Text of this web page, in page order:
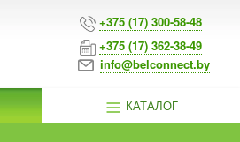
+375 (17) 300-58-48
+375 (17) 362-38-49
info@belconnect.by
КАТАЛОГ